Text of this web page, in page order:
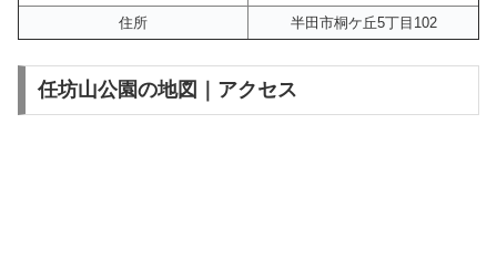
住所
半田市桐ケ丘5丁目102
任坊山公園の地図｜アクセス